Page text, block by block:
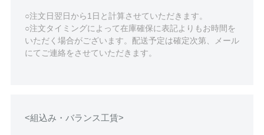
○注文日翌日から1日と計算させていただきます。
○注文タイミングによって在庫確保に表記よりもお時間を
いただく場合がございます。配送予定は確定次第、メール
にてご連絡をさせていただきます。
<組込み・バランス工賃>